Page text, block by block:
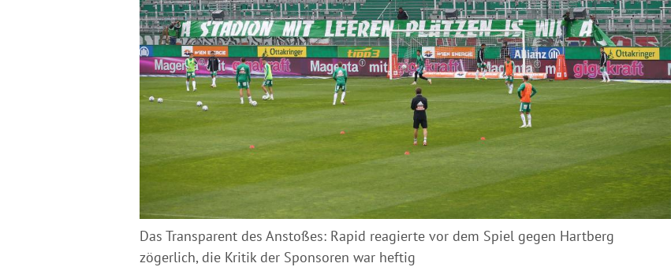
Das Transparent des Anstoßes: Rapid reagierte vor dem Spiel gegen Hartberg
zögerlich, die Kritik der Sponsoren war heftig